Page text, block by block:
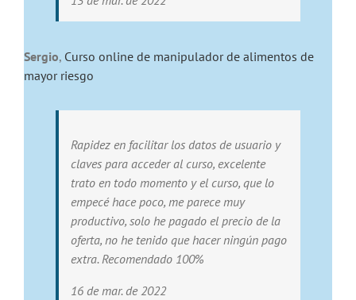
Sergio, Curso online de manipulador de alimentos de
mayor riesgo
Rapidez en facilitar los datos de usuario y
claves para acceder al curso, excelente
trato en todo momento y el curso, que lo
empecé hace poco, me parece muy
productivo, solo he pagado el precio de la
oferta, no he tenido que hacer ningún pago
extra. Recomendado 100%
16 de mar. de 2022